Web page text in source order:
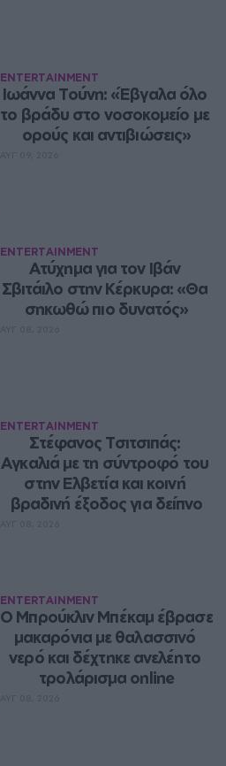
ENTERTAINMENT
Ιωάννα Τούνη: «Έβγαλα όλο
το βράδυ στο νοσοκομείο με
ορούς και αντιβιώσεις»
ENTERTAINMENT
Ατύχημα για τον Ιβάν
Σβιτάιλο στην Κέρκυρα: «Θα
σηκωθώ πιο δυνατός»
ENTERTAINMENT
Στέφανος Τσιτσιπάς:
Αγκαλιά με τη σύντροφό του
στην Ελβετία και κοινή
βραδινή έξοδος για δείπνο
ENTERTAINMENT
Ο Μπρούκλιν Μπέκαμ έβρασε
μακαρόνια με θαλασσινό
νερό και δέχτηκε ανελέητο
τρολάρισμα online